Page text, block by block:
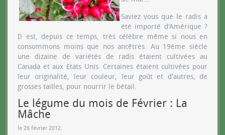
Saviez vous que le radis a
été importé d'Amérique ?
Il est, depuis ce temps, très célèbre même si nous en
consommons moins que nos ancêtres. Au 19ème siècle
une dizaine de variétés de radis étaient cultivées au
Canada et aux Etats Unis. Certaines étaient cultivées pour
leur originalité, leur couleur, leur goût et d'autres, de
grosses tailles, pour nourrir le bétail.
Le légume du mois de Février : La
Mâche
le 26 février 2012.